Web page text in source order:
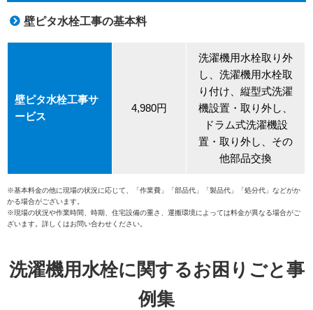
壁ピタ水栓工事の基本料
壁ピタ水栓工事サ
ービス
4,980円
洗濯機用水栓取り外
し、洗濯機用水栓取
り付け、縦型式洗濯
機設置・取り外し、
ドラム式洗濯機設
置・取り外し、その
他部品交換
※基本料金の他に現場の状況に応じて、「作業費」「部品代」「製品代」「処分代」などがか
かる場合がございます。
※現場の状況や作業時間、時期、住宅設備の重さ、運搬環境によっては料金が異なる場合がご
ざいます。詳しくはお問い合わせください。
洗濯機用水栓に関するお困りごと事
例集